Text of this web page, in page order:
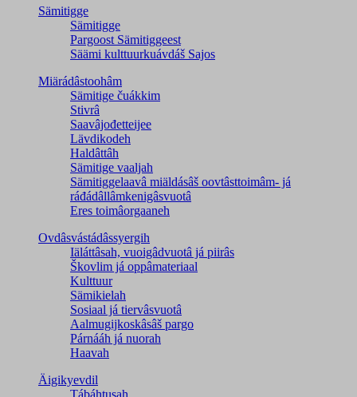
Sämitigge
Sämitigge
Pargoost Sämitiggeest
Säämi kulttuurkuávdáš Sajos
Miärádâstoohâm
Sämitige čuákkim
Stivrâ
Saavâjođetteijee
Lävdikodeh
Haldâttâh
Sämitige vaaljah
Sämitiggelaavâ miäldásâš oovtâsttoimâm- já
ráđádâllâmkenigâsvuotâ
Eres toimâorgaaneh
Ovdâsvástádâssyergih
Iäláttâsah, vuoigâdvuotâ já piirâs
Škovlim já oppâmateriaal
Kulttuur
Sämikielah
Sosiaal já tiervâsvuotâ
Aalmugijkoskâsâš pargo
Párnááh já nuorah
Haavah
Äigikyevdil